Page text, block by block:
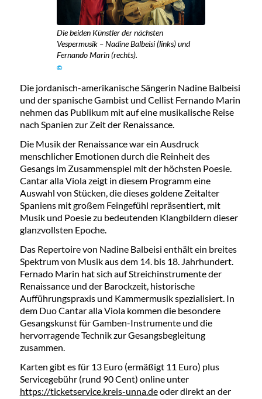
Die beiden Künstler der nächsten
Vespermusik – Nadine Balbeisi (links) und
Fernando Marin (rechts).
©
Die jordanisch-amerikanische Sängerin Nadine Balbeisi
und der spanische Gambist und Cellist Fernando Marin
nehmen das Publikum mit auf eine musikalische Reise
nach Spanien zur Zeit der Renaissance.
Die Musik der Renaissance war ein Ausdruck
menschlicher Emotionen durch die Reinheit des
Gesangs im Zusammenspiel mit der höchsten Poesie.
Cantar alla Viola zeigt in diesem Programm eine
Auswahl von Stücken, die dieses goldene Zeitalter
Spaniens mit großem Feingefühl repräsentiert, mit
Musik und Poesie zu bedeutenden Klangbildern dieser
glanzvollsten Epoche.
Das Repertoire von Nadine Balbeisi enthält ein breites
Spektrum von Musik aus dem 14. bis 18. Jahrhundert.
Fernado Marin hat sich auf Streichinstrumente der
Renaissance und der Barockzeit, historische
Aufführungspraxis und Kammermusik spezialisiert. In
dem Duo Cantar alla Viola kommen die besondere
Gesangskunst für Gamben-Instrumente und die
hervorragende Technik zur Gesangsbegleitung
zusammen.
Karten gibt es für 13 Euro (ermäßigt 11 Euro) plus
Servicegebühr (rund 90 Cent) online unter
https://ticketservice.kreis-unna.deoder direkt an der